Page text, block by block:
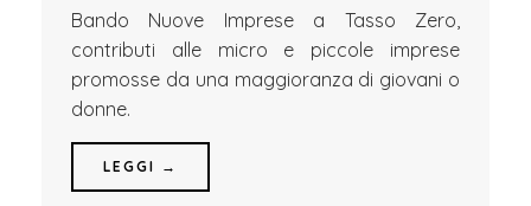
Bando Nuove Imprese a Tasso Zero,
contributi alle micro e piccole imprese
promosse da una maggioranza di giovani o
donne.
LEGGI →